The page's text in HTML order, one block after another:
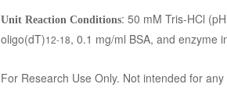
Unit Reaction Conditions: 50 mM Tris-HCl
oligo(dT)12-18, 0.1 mg/ml BSA, and enzyme
For Research Use Only. Not intended for